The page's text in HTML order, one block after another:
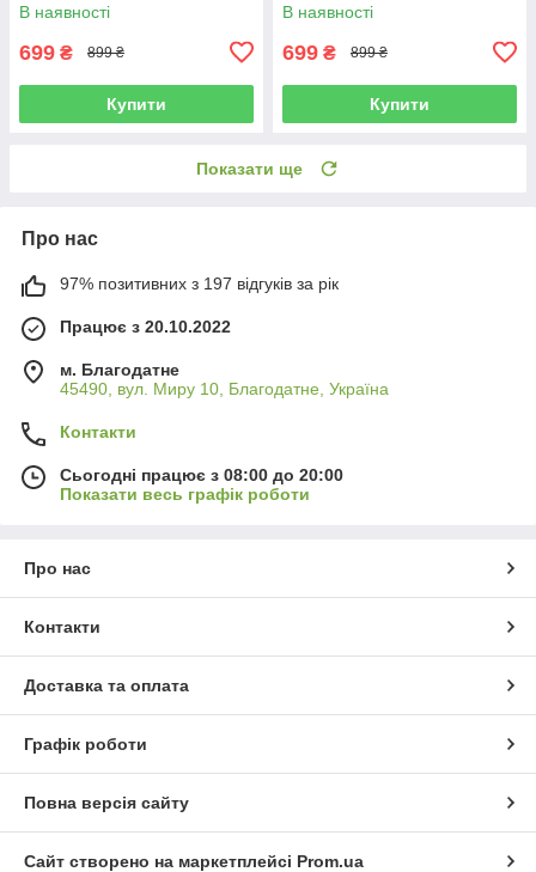
В наявності
699 ₴ 899 ₴
Купити
В наявності
699 ₴ 899 ₴
Купити
Показати ще
Про нас
97% позитивних з 197 відгуків за рік
Працює з 20.10.2022
м. Благодатне
45490, вул. Миру 10, Благодатне, Україна
Контакти
Сьогодні працює з 08:00 до 20:00
Показати весь графік роботи
Про нас
Контакти
Доставка та оплата
Графік роботи
Повна версія сайту
Сайт створено на маркетплейсі Prom.ua